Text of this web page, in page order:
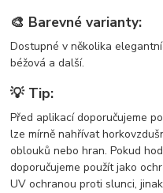
🎨 Barevné varianty:
Dostupné v několika
béžová a další.
💡 Tip:
Před aplikací doporučujeme
lze mírně nahřívat
oblouků nebo hran. Pokud
doporučujeme použít jako
UV ochranou proti slunci,